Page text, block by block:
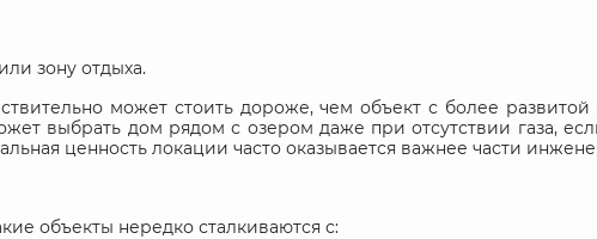
зону отдыха.
может стоить дороже, чем объект с более
выбрать дом рядом с озером даже при отсутствии газа,
ценность локации часто оказывается важнее части
объекты нередко сталкиваются с: